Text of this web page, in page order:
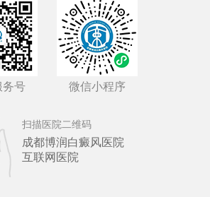
务号 微信小程序
扫描医院二维码
成都博润白癜风医院
互联网医院